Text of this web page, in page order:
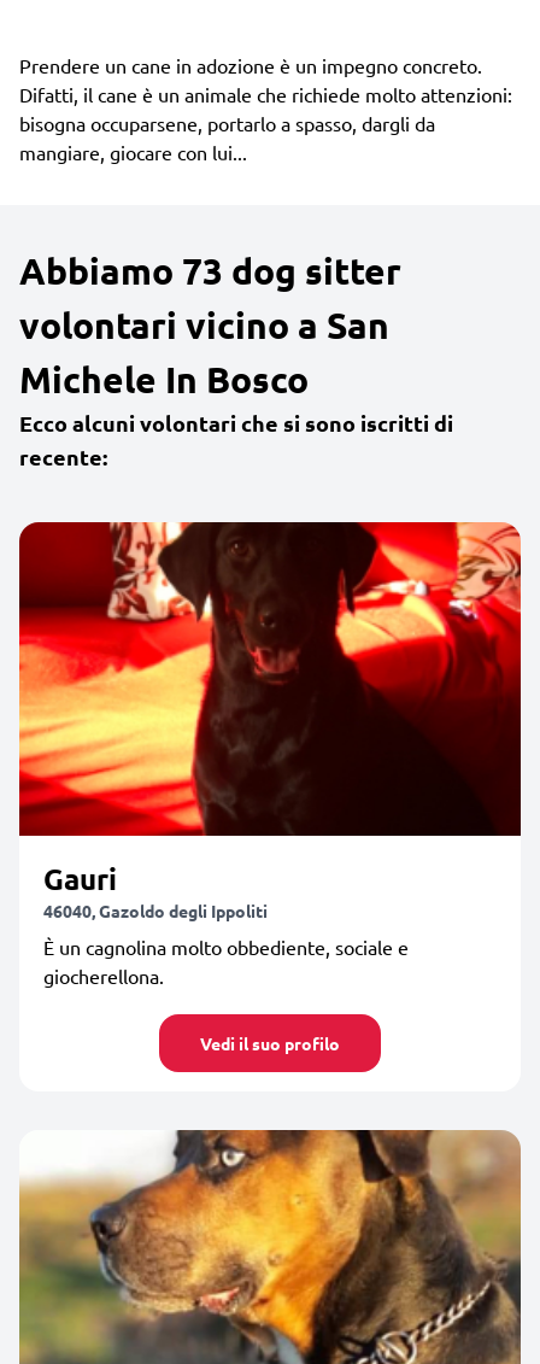
Prendere un cane in adozione è un impegno concreto.
Difatti, il cane è un animale che richiede molto attenzioni:
bisogna occuparsene, portarlo a spasso, dargli da
mangiare, giocare con lui...
Abbiamo 73 dog sitter
volontari vicino a San
Michele In Bosco
Ecco alcuni volontari che si sono iscritti di
recente:
Gauri
46040, Gazoldo degli Ippoliti
È un cagnolina molto obbediente, sociale e
giocherellona.
Vedi il suo profilo